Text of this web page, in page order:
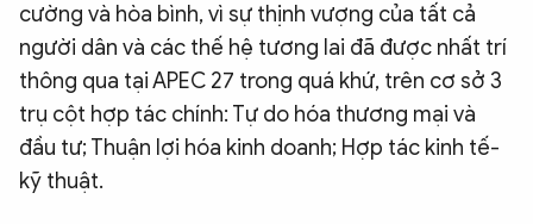
cường và hòa bình, vì sự thịnh vượng của tất cả
người dân và các thế hệ tương lai đã được nhất trí
thông qua tại APEC 27 trong quá khứ, trên cơ sở 3
trụ cột hợp tác chính: Tự do hóa thương mại và
đầu tư; Thuận lợi hóa kinh doanh; Hợp tác kinh tế-
kỹ thuật.